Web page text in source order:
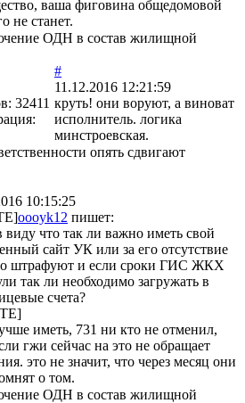
ваша фиговина общедомовой
не станет.
ОДН в состав жилищной
32411
#
11.12.2016 12:21:59
круть! они воруют, а виноват
исполнитель. логика
минстроевская.
опять сдвигают
10:15:25
oooyk12 пишет:
что так ли важно иметь свой
сайт УК или за его отсутствие
штрафуют и если сроки ГИС ЖКХ
так ли необходимо загружать в
счета?
иметь, 731 ни кто не отменил,
гжи сейчас на это не обращает
это не значит, что через месяц они
о том.
ОДН в состав жилищной